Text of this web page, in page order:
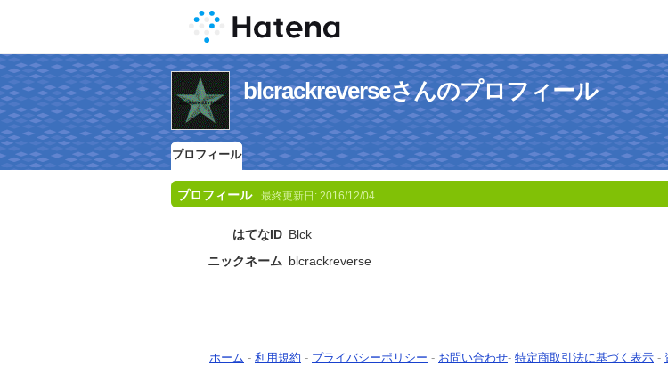
blcrackreverseさんのプロフィール
プロフィール
プロフィール 最終更新日: 2016/12/04
はてなID Blck
ニックネーム blcrackreverse
ホーム - 利用規約 - プライバシーポリシー - お問い合わせ- 特定商取引法に基づく表示 -